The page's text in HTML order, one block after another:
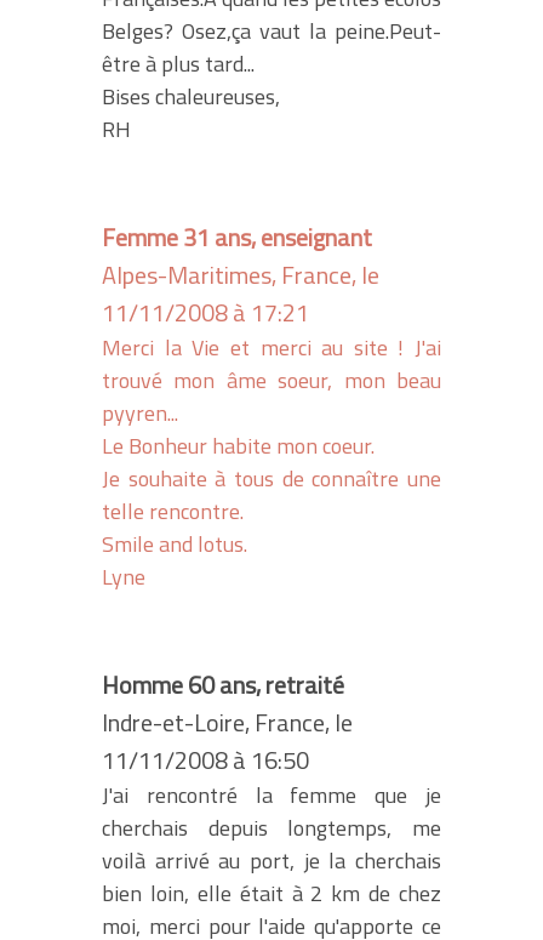
Belges? Osez,ça vaut la peine.Peut-
être à plus tard...
Bises chaleureuses,
RH
Femme 31 ans, enseignant
Alpes-Maritimes, France, le
11/11/2008 à 17:21
Merci la Vie et merci au site ! J'ai
trouvé mon âme soeur, mon beau
pyyren...
Le Bonheur habite mon coeur.
Je souhaite à tous de connaître une
telle rencontre.
Smile and lotus.
Lyne
Homme 60 ans, retraité
Indre-et-Loire, France, le
11/11/2008 à 16:50
J'ai rencontré la femme que je
cherchais depuis longtemps, me
voilà arrivé au port, je la cherchais
bien loin, elle était à 2 km de chez
moi, merci pour l'aide qu'apporte ce